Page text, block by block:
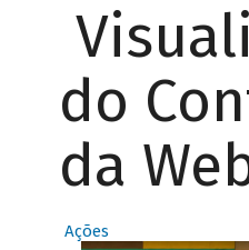
do
da
Ações